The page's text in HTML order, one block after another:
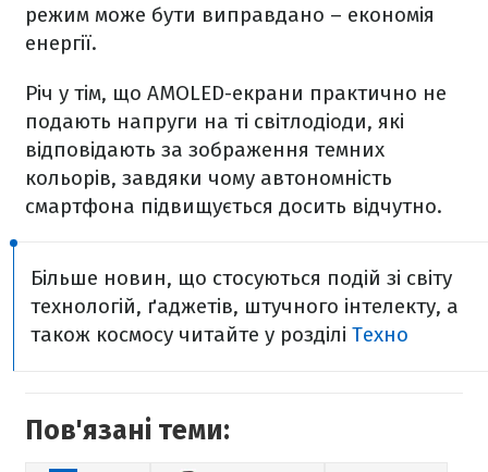
режим може бути виправдано – економія
енергії.
Річ у тім, що AMOLED-екрани практично не
подають напруги на ті світлодіоди, які
відповідають за зображення темних
кольорів, завдяки чому автономність
смартфона підвищується досить відчутно.
Більше новин, що стосуються подій зі світу
технологій, ґаджетів, штучного інтелекту, а
також космосу читайте у розділі Техно
Пов'язані теми: